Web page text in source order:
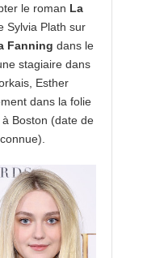
le roman La
Sylvia Plath sur
Fanning dans le
stagiaire dans
Esther
dans la folie
à Boston (date de